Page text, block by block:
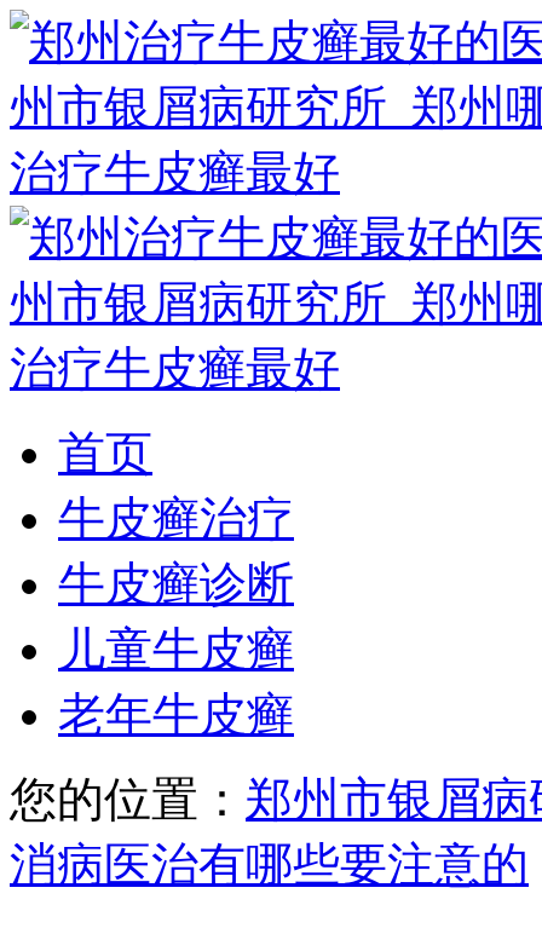
首页
牛皮癣治疗
牛皮癣诊断
儿童牛皮癣
老年牛皮癣
您的位置： 郑州市银屑病
消病医治有哪些要注意的